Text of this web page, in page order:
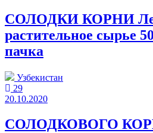
СОЛОДКИ КОРНИ
растительное сырье
пачка
Узбекистан
29
20.10.2020
СОЛОДКОВОГО